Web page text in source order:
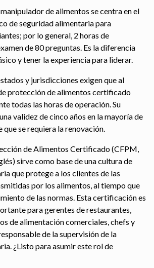
de alimentos se centra en el
de seguridad alimentaria para
por lo general, 2 horas de
de 80 preguntas. Es la diferencia
y tener la experiencia para liderar.
y jurisdicciones exigen que al
protección de alimentos certificado
todas las horas de operación. Su
validez de cinco años en la mayoría de
que se requiera la renovación.
de Alimentos Certificado (CFPM,
sirve como base de una cultura de
que protege a los clientes de las
por los alimentos, al tiempo que
de las normas. Esta certificación es
para gerentes de restaurantes,
de alimentación comerciales, chefs y
de la supervisión de la
¿Listo para asumir este rol de